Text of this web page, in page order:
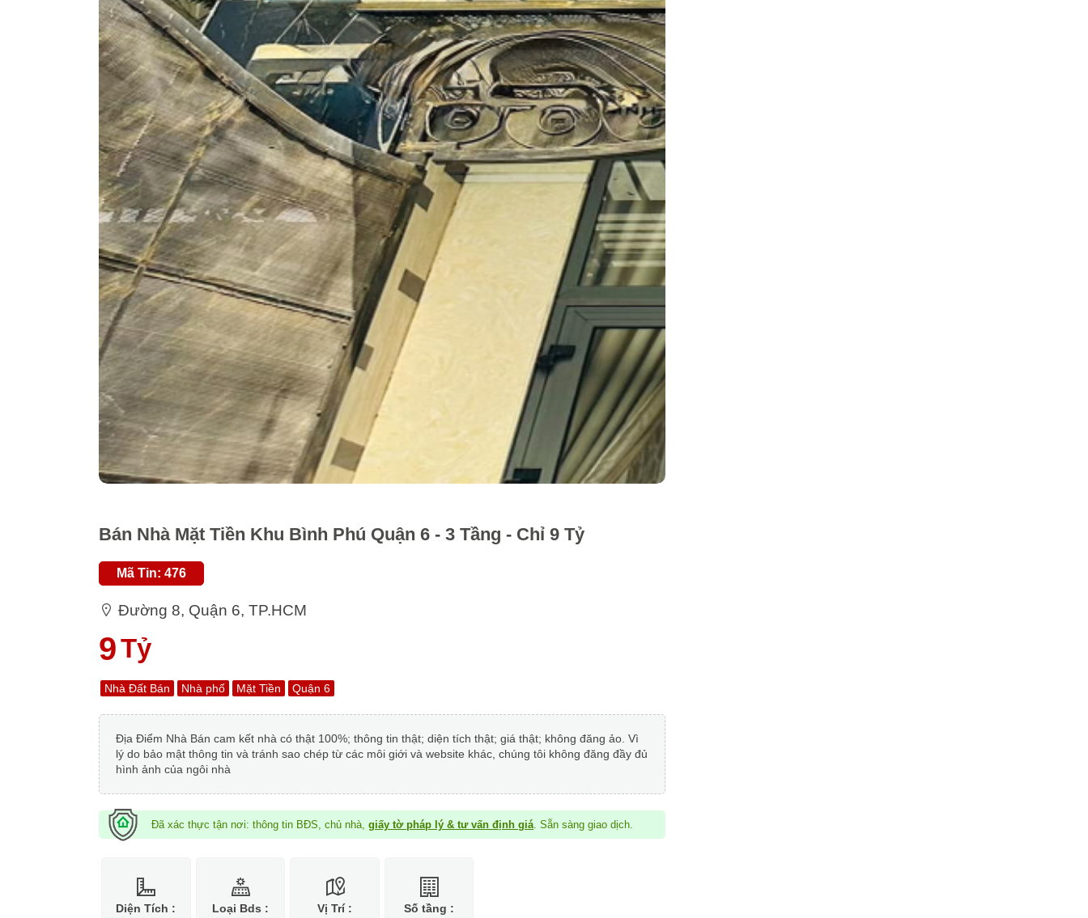
Bán Nhà Mặt Tiền Khu Bình Phú Quận 6 - 3 Tầng - Chỉ 9 Tỷ
Mã Tin: 476
Đường 8, Quận 6, TP.HCM
9Tỷ
Nhà Đất Bán Nhà phố Mặt Tiền Quận 6
Địa Điểm Nhà Bán cam kết nhà có thật 100%; thông tin thật; diện tích thật; giá thật; không đăng ảo. Vì
lý do bảo mật thông tin và tránh sao chép từ các môi giới và website khác, chúng tôi không đăng đầy đủ
hình ảnh của ngôi nhà
Đã xác thực tận nơi: thông tin BĐS, chủ nhà, giấy tờ pháp lý & tư vấn định giá. Sẵn sàng giao dịch.
Diện Tích :
Loại Bds :
Vị Trí :
Số tầng :